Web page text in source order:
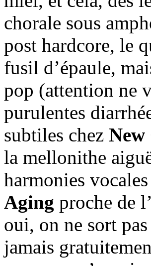
chorale sous
post hardcore, le
fusil d’épaule,
pop (attention ne
purulentes
subtiles chez
la mellonithe
harmonies
Aging proche de
oui, on ne sort
jamais